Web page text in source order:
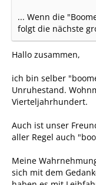
... Wenn die
folgt die nächste
Hallo zusammen,
ich bin selber
Unruhestand.
Vierteljahrhundert.
Auch ist unser
aller Regel auch
Meine
sich mit dem